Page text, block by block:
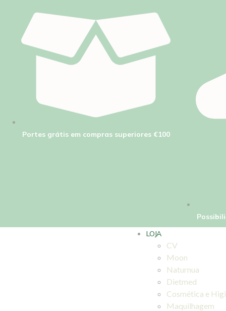
Portes grátis em compras superiores €100
LOJA
CV
Moon
Naturnua
Dietmed
Cosmética e
Maquilhagem